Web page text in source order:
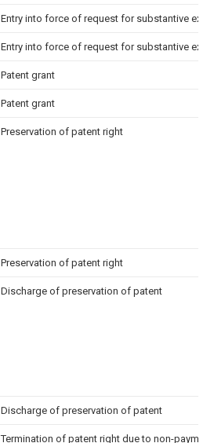
Entry into force of request for substantive
Entry into force of request for substantive
Patent grant
Patent grant
Preservation of patent right
Preservation of patent right
Discharge of preservation of patent
Discharge of preservation of patent
Termination of patent right due to non-